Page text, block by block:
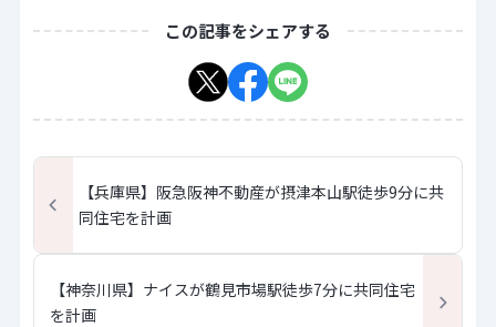
この記事をシェアする
【兵庫県】阪急阪神不動産が摂津本山駅徒歩9分に共
同住宅を計画
【神奈川県】ナイスが鶴見市場駅徒歩7分に共同住宅
を計画